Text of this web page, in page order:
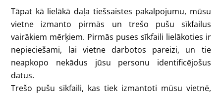
Tāpat kā lielākā daļa tiešsaistes pakalpojumu, mūsu
vietne izmanto pirmās un trešo pušu sīkfailus
vairākiem mērķiem. Pirmās puses sīkfaili lielākoties ir
nepieciešami, lai vietne darbotos pareizi, un tie
neapkopo nekādus jūsu personu identificējošus
datus.
Trešo pušu sīkfaili, kas tiek izmantoti mūsu vietnē,